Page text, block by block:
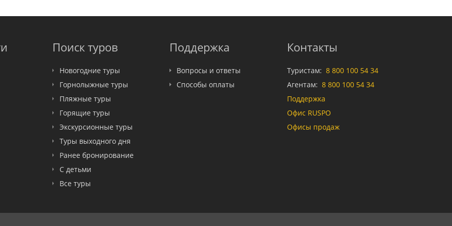
Поиск туров
Новогодние туры
Горнолыжные туры
Пляжные туры
Горящие туры
Экскурсионные туры
Туры выходного дня
Ранее бронирование
С детьми
Все туры
Поддержка
Вопросы и ответы
Способы оплаты
Контакты
Туристам: 8 800 100 54 34
Агентам: 8 800 100 54 34
Поддержка
Офис RUSPO
Офисы продаж